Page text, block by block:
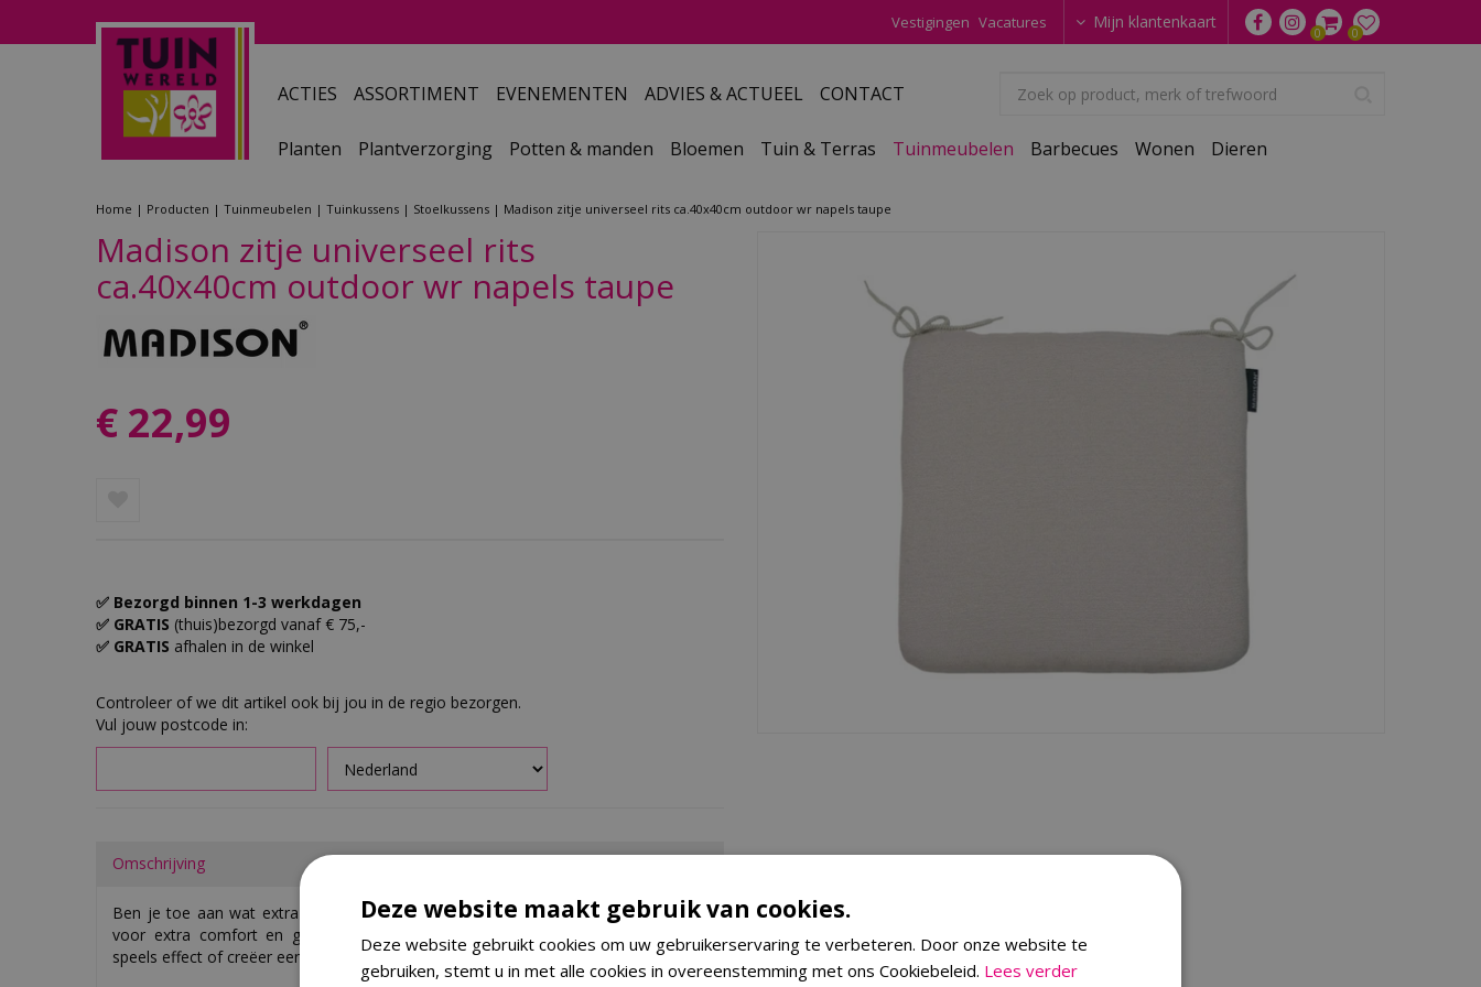
Home Producten Tuinmeubelen Tuinkussens Stoelkussens Madison zitje universeel rits ca.40x40cm outdoor wr napels taupe
Vestigingen Vacatures Mijn klantenkaart
ACTIES ASSORTIMENT EVENEMENTEN ADVIES & ACTUEEL CONTACT
Planten Plantverzorging Potten & manden Bloemen Tuin & Terras Tuinmeubelen Barbecues Wonen Dieren
Madison zitje universeel rits
ca.40x40cm outdoor wr napels taupe
€ 22,99
✅ Bezorgd binnen 1-3 werkdagen
✅ GRATIS (thuis)bezorgd vanaf € 75,-
✅ GRATIS afhalen in de winkel
Controleer of we dit artikel ook bij jou in de regio bezorgen.
Vul jouw postcode in:
Omschrijving
Ben je toe aan wat extra kleur in je tuinset? De sierkussens van Madison zorgen
voor extra comfort en gezelligheid. Combineer verschillende kussens voor een
speels effect of creëer een harmonieuze uitstraling met één stijl.
Deze website maakt gebruik van cookies.
Deze website gebruikt cookies om uw gebruikerservaring te verbeteren. Door onze website te
gebruiken, stemt u in met alle cookies in overeenstemming met ons Cookiebeleid. Lees verder